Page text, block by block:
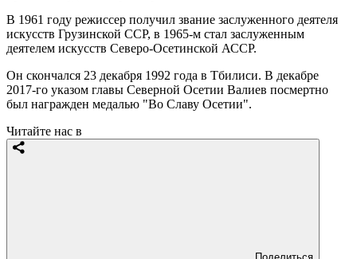
В 1961 году режиссер получил звание заслуженного деятеля
искусств Грузинской ССР, в 1965-м стал заслуженным
деятелем искусств Северо-Осетинской АССР.
Он скончался 23 декабря 1992 года в Тбилиси. В декабре
2017-го указом главы Северной Осетии Валиев посмертно
был награжден медалью "Во Славу Осетии".
Читайте нас в